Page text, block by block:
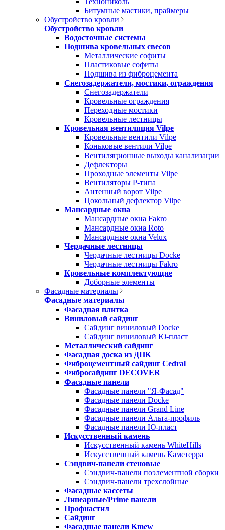
Битумные мастики, праймеры
Обустройство кровли
Обустройство кровли
Водосточные системы
Подшива кровельных свесов
Металлические софиты
Пластиковые софиты
Подшива из фиброцемента
Снегозадержатели, мостики, ограждения
Снегозадержатели
Кровельные ограждения
Переходные мостики
Кровельные лестницы
Кровельная вентиляция Vilpe
Кровельные вентили Vilpe
Коньковые вентили Vilpe
Вентиляционные выходы канализации
Дефлекторы
Проходные элементы Vilpe
Вентиляторы P-типа
Антенный ворот Vilpe
Цокольный дефлектор Vilpe
Мансардные окна
Мансардные окна Fakro
Мансардные окна Roto
Мансардные окна Velux
Чердачные лестницы
Чердачные лестницы Docke
Чердачные лестницы Fakro
Кровельные комплектующие
Доборные элементы
Фасадные материалы
Фасадные материалы
Фасадная плитка
Виниловый сайдинг
Сайдинг виниловый Docke
Сайдинг виниловый Ю-пласт
Металлический сайдинг
Фасадная доска из ДПК
Фиброцементный сайдинг Cedral
Фибросайдинг DECOVER
Фасадные панели
Фасадные панели "Я-Фасад"
Фасадные панели Docke
Фасадные панели Grand Line
Фасадные панели Альта-профиль
Фасадные панели Ю-пласт
Искусственный камень
Искусственный камень WhiteHills
Искусственный камень Каметерра
Сэндвич-панели стеновые
Сэндвич-панели поэлементной сборки
Сэндвич-панели трехслойные
Фасадные кассеты
Линеарные/Prime панели
Профнастил
Сайдинг
Фасадные панели Kmew